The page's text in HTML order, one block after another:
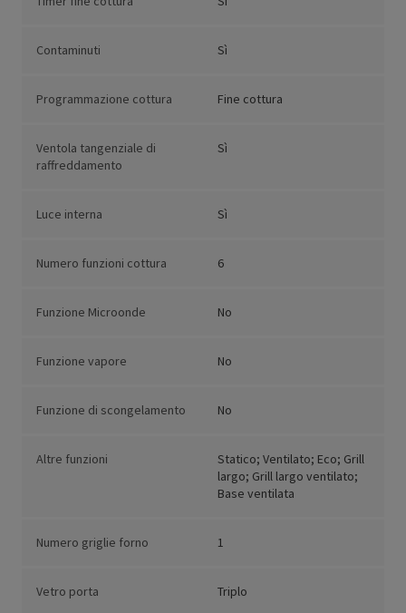
Contaminuti Sì
Programmazione cottura Fine cottura
Ventola tangenziale di
raffreddamento
Sì
Luce interna Sì
Numero funzioni cottura 6
Funzione Microonde No
Funzione vapore No
Funzione di scongelamento No
Altre funzioni
Statico; Ventilato; Eco; Grill
largo; Grill largo ventilato;
Base ventilata
Numero griglie forno 1
Vetro porta Triplo